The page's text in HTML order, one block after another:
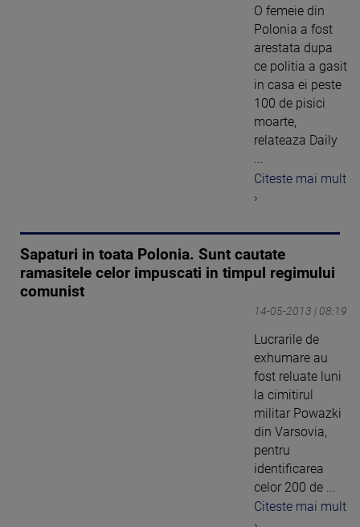
O femeie din
Polonia a fost
arestata dupa
ce politia a gasit
in casa ei peste
100 de pisici
moarte,
relateaza Daily
...
Citeste mai mult
›
Sapaturi in toata Polonia. Sunt cautate
ramasitele celor impuscati in timpul regimului
comunist
14-05-2013 | 08:19
Lucrarile de
exhumare au
fost reluate luni
la cimitirul
militar Powazki
din Varsovia,
pentru
identificarea
celor 200 de ...
Citeste mai mult